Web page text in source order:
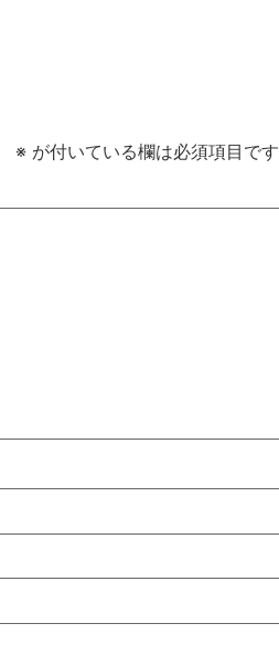
※ が付いている欄は必須項目です